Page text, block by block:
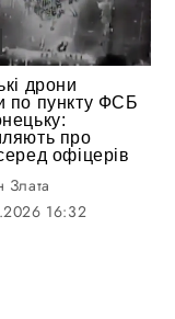
дрони
по пункту ФСБ
про
офіцерів
Злата
16:32